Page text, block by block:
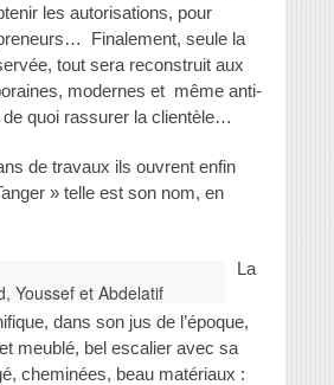
les autorisations, pour
Finalement, seule la
tout sera reconstruit aux
modernes et même anti-
quoi rassurer la clientèle…
de travaux ils ouvrent enfin
» telle est son nom, en
Youssef et Abdelatif
La
dans son jus de l’époque,
meublé, bel escalier avec sa
cheminées, beau matériaux :